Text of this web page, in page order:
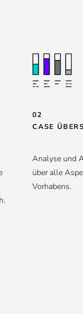
02
CASE
Analyse und
über alle
Vorhabens.